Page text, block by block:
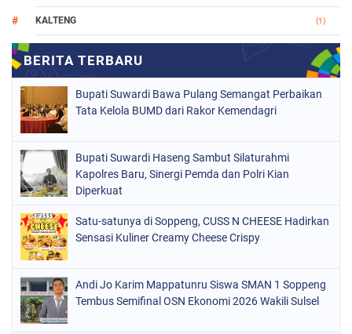
KALTENG (1)
(78)
NASIONAL (748)
ORGANISASI
PERISTIWA
POLITIK
POLRI
SOPPENG (1149)
SULSEL
Bupati Suwardi Bawa Pulang Semangat Perbaikan
Tata Kelola BUMD dari Rakor Kemendagri
Bupati Suwardi Haseng Sambut Silaturahmi
Kapolres Baru, Sinergi Pemda dan Polri Kian
Diperkuat
Satu-satunya di Soppeng, CUSS N CHEESE Hadirkan
Sensasi Kuliner Creamy Cheese Crispy
Andi Jo Karim Mappatunru Siswa SMAN 1 Soppeng
Tembus Semifinal OSN Ekonomi 2026 Wakili Sulsel